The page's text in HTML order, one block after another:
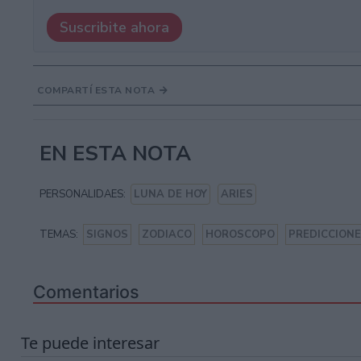
Suscribite ahora
COMPARTÍ ESTA NOTA
EN ESTA NOTA
PERSONALIDAES: LUNA DE HOY ARIES
TEMAS: SIGNOS ZODIACO HOROSCOPO
Comentarios